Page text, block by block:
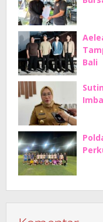
Bali